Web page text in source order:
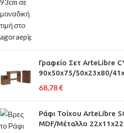
Γραφείο Σετ ArteLibre
90x50x75/50x23x80/
68,78€
Ράφι Τοίχου ArteLibre
MDF/Μέταλλο